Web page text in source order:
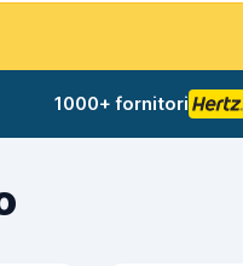
1000+ fornitori